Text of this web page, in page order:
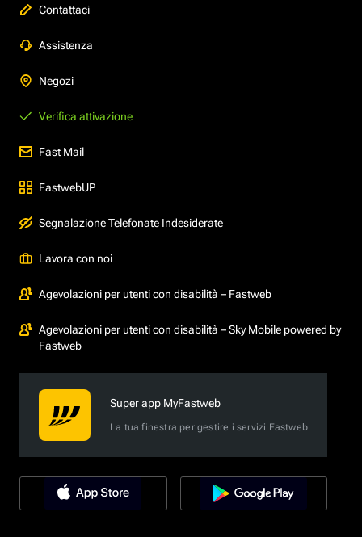
Contattaci
Assistenza
Negozi
Verifica attivazione
Fast Mail
FastwebUP
Segnalazione Telefonate Indesiderate
Lavora con noi
Agevolazioni per utenti con disabilità – Fastweb
Agevolazioni per utenti con disabilità – Sky Mobile powered by
Fastweb
Super app MyFastweb
La tua finestra per gestire i servizi Fastweb